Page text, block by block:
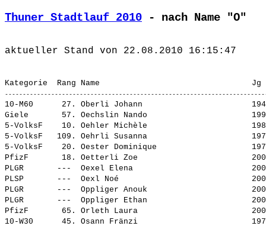
Thuner Stadtlauf 2010 - nach Name "O"
10-M60      27. Oberli Johann
Giele       57. Oechslin Nando
5-VolksF    10. Oehler Michèle
5-VolksF   109. Oehrli Susanna
5-VolksF    20. Oester Dominique
PfizF       18. Oetterli Zoe
PLGR       --- Oexel Elena
PLSP       --- Oexl Noé
PLGR       --- Oppliger Anouk
PLGR       --- Oppliger Ethan
PfizF       65. Orleth Laura
10-W30      45. Osann Fränzi